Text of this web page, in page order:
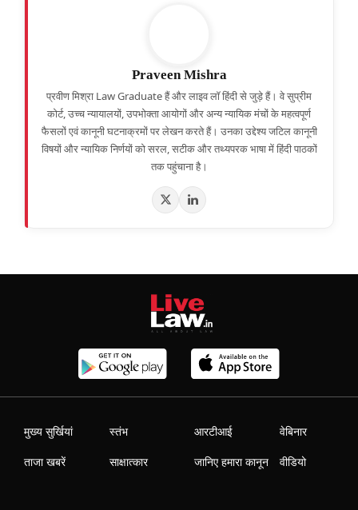
Praveen Mishra
प्रवीण मिश्रा Law Graduate हैं और लाइव लॉ हिंदी से जुड़े हैं। वे सुप्रीम
कोर्ट, उच्च न्यायालयों, उपभोक्ता आयोगों और अन्य न्यायिक मंचों के महत्वपूर्ण
फैसलों एवं कानूनी घटनाक्रमों पर लेखन करते हैं। उनका उद्देश्य जटिल कानूनी
विषयों और न्यायिक निर्णयों को सरल, सटीक और तथ्यपरक भाषा में हिंदी पाठकों
तक पहुंचाना है।
मुख्य सुर्खियां
ताजा खबरें
स्तंभ
साक्षात्कार
आरटीआई
जानिए हमारा कानून
वेबिनार
वीडियो